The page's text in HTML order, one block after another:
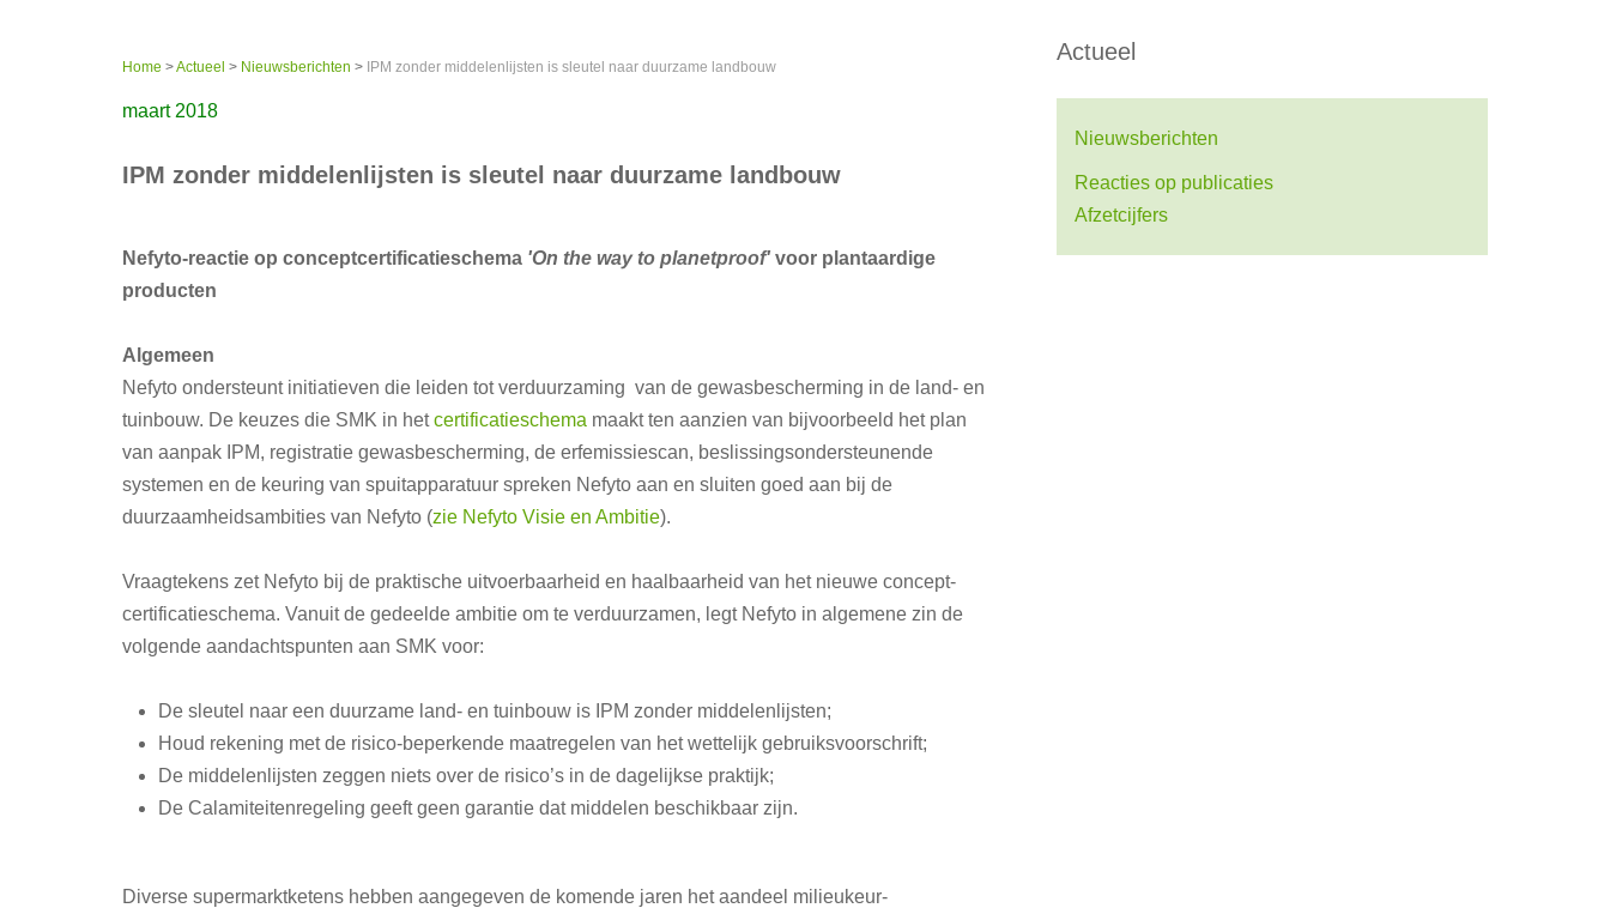
Home >Actueel > Nieuwsberichten > IPM zonder middelenlijsten is sleutel naar duurzame landbouw
maart 2018
IPM zonder middelenlijsten is sleutel naar duurzame landbouw
Nefyto-reactie op conceptcertificatieschema 'On the way to planetproof' voor plantaardige
producten
Algemeen
Nefyto ondersteunt initiatieven die leiden tot verduurzaming van de gewasbescherming in de land- en
tuinbouw. De keuzes die SMK in hetcertificatieschema maakt ten aanzien van bijvoorbeeld het plan
van aanpak IPM, registratie gewasbescherming, de erfemissiescan, beslissingsondersteunende
systemen en de keuring van spuitapparatuur spreken Nefyto aan en sluiten goed aan bij de
duurzaamheidsambities van Nefyto (zie Nefyto Visie en Ambitie).
Vraagtekens zet Nefyto bij de praktische uitvoerbaarheid en haalbaarheid van het nieuwe concept-
certificatieschema. Vanuit de gedeelde ambitie om te verduurzamen, legt Nefyto in algemene zin de
volgende aandachtspunten aan SMK voor:
De sleutel naar een duurzame land- en tuinbouw is IPM zonder middelenlijsten;
Houd rekening met de risico-beperkende maatregelen van het wettelijk gebruiksvoorschrift;
De middelenlijsten zeggen niets over de risico’s in de dagelijkse praktijk;
De Calamiteitenregeling geeft geen garantie dat middelen beschikbaar zijn.
Diverse supermarktketens hebben aangegeven de komende jaren het aandeel milieukeur-
Actueel
Nieuwsberichten
Reacties op publicaties
Afzetcijfers